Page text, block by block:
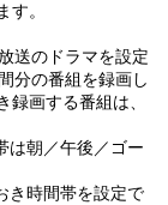
す。
送のドラマを設定
分の番組を録画し
画する番組は、
は朝／午後／ゴー
き時間帯を設定で